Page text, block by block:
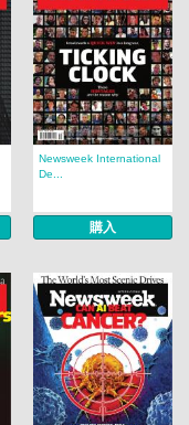
Newsweek International
De...
購入